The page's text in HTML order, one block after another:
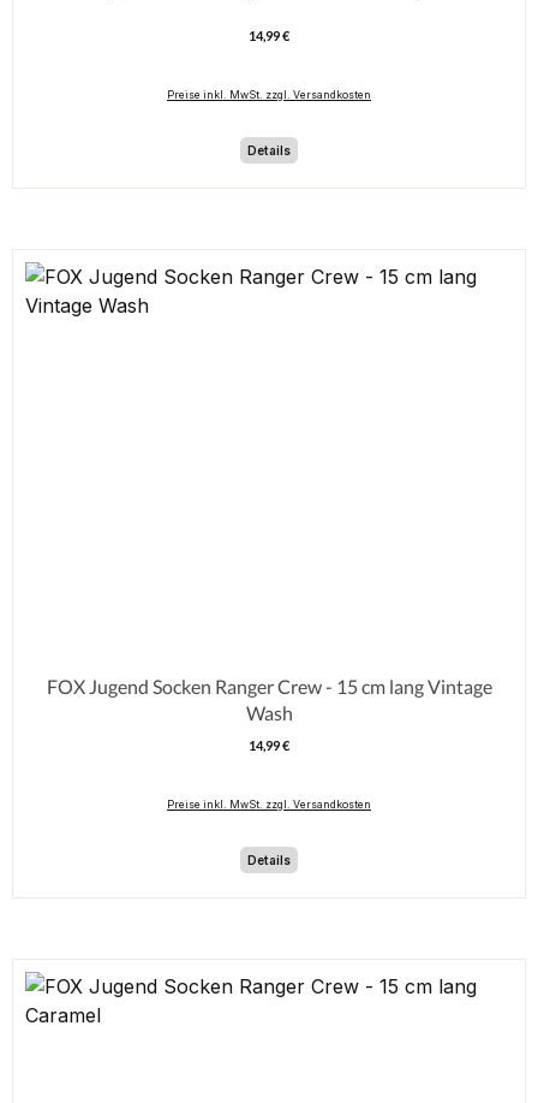
Regulärer Preis:
14,99 €
Preise inkl. MwSt. zzgl. Versandkosten
Details
FOX Jugend Socken Ranger Crew - 15 cm lang Vintage
Wash
Regulärer Preis:
14,99 €
Preise inkl. MwSt. zzgl. Versandkosten
Details